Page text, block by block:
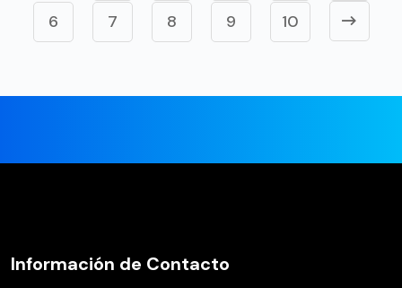
6
7 8 9 10
Información de Contacto